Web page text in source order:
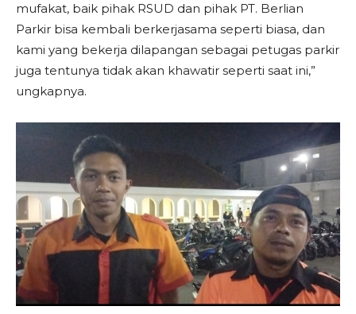
mufakat, baik pihak RSUD dan pihak PT. Berlian
Parkir bisa kembali berkerjasama seperti biasa, dan
kami yang bekerja dilapangan sebagai petugas parkir
juga tentunya tidak akan khawatir seperti saat ini,”
ungkapnya.